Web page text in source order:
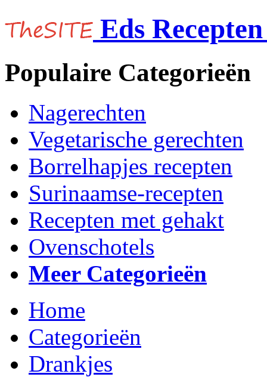
Eds
Populaire Categorieën
Nagerechten
Vegetarische gerechten
Borrelhapjes recepten
Surinaamse-recepten
Recepten met gehakt
Ovenschotels
Meer Categorieën
Home
Categorieën
Drankjes